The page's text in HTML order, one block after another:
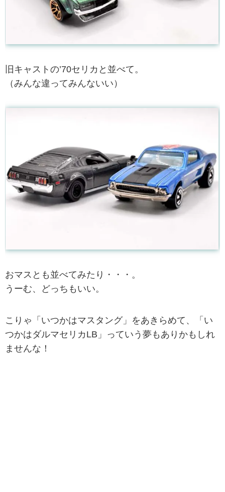
旧キャストの’70セリカと並べて。
（みんな違ってみんないい）
おマスとも並べてみたり・・・。
うーむ、どっちもいい。
こりゃ「いつかはマスタング」をあきらめて、「い
つかはダルマセリカLB」っていう夢もありかもしれ
ませんな！